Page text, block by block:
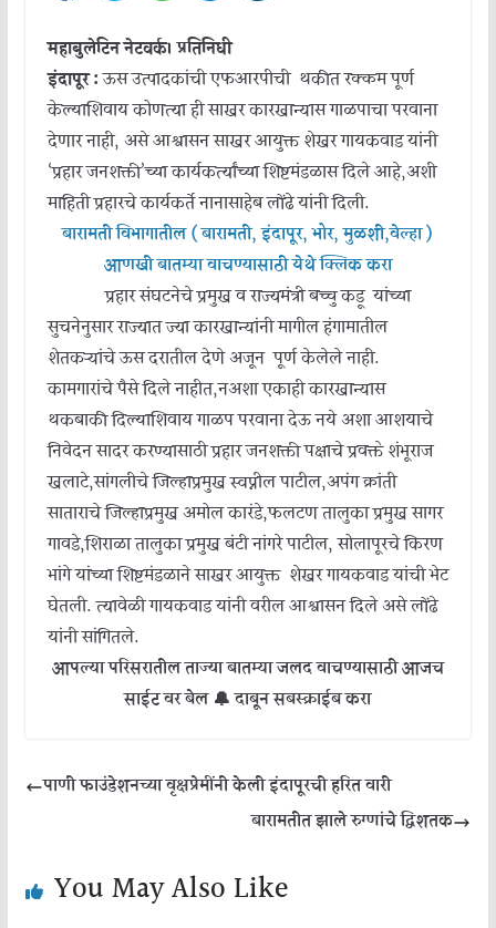
महाबुलेटिन नेटवर्क। प्रतिनिधी
इंदापूर :ऊस उत्पादकांची एफआरपीची थकीत रक्कम पूर्ण
केल्याशिवाय कोणत्या ही साखर कारखान्यास गाळपाचा परवाना
देणार नाही, असे आश्वासन साखर आयुक्त शेखर गायकवाड यांनी
‘प्रहार जनशक्ती’च्या कार्यकर्त्यांच्या शिष्टमंडळास दिले आहे,अशी
माहिती प्रहारचे कार्यकर्ते नानासाहेब लोंढे यांनी दिली.
बारामती विभागातील ( बारामती, इंदापूर, भोर, मुळशी,वेल्हा )
आणखी बातम्या वाचण्यासाठी येथे क्लिक करा
प्रहार संघटनेचे प्रमुख व राज्यमंत्री बच्चु कडू यांच्या
सुचनेनुसार राज्यात ज्या कारखान्यांनी मागील हंगामातील
शेतकऱ्यांचे ऊस दरातील देणे अजून पूर्ण केलेले नाही.
कामगारांचे पैसे दिले नाहीत,नअशा एकाही कारखान्यास
थकबाकी दिल्याशिवाय गाळप परवाना देऊ नये अशा आशयाचे
निवेदन सादर करण्यासाठी प्रहार जनशक्ती पक्षाचे प्रवक्ते शंभूराज
खलाटे,सांगलीचे जिल्हाप्रमुख स्वप्नील पाटील,अपंग क्रांती
साताराचे जिल्हाप्रमुख अमोल कारंडे,फलटण तालुका प्रमुख सागर
गावडे,शिराळा तालुका प्रमुख बंटी नांगरे पाटील, सोलापूरचे किरण
भांगे यांच्या शिष्टमंडळाने साखर आयुक्त शेखर गायकवाड यांची भेट
घेतली. त्यावेळी गायकवाड यांनी वरील आश्वासन दिले असे लोंढे
यांनी सांगितले.
आपल्या परिसरातील ताज्या बातम्या जलद वाचण्यासाठी आजच
साईट वर बेल 🔔 दाबून सबस्क्राईब करा
पाणी फाउंडेशनच्या वृक्षप्रेमींनी केली इंदापूरची हरित वारी
बारामतीत झाले रुग्णांचे द्विशतक
You May Also Like